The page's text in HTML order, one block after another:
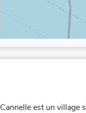
Cannelle est un village